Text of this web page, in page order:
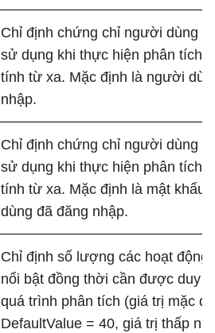
Chỉ định chứng chỉ người dùng
sử dụng khi thực hiện phân tích
tính từ xa. Mặc định là người
nhập.
Chỉ định chứng chỉ người dùng
sử dụng khi thực hiện phân tích
tính từ xa. Mặc định là mật khẩu
dùng đã đăng nhập.
Chỉ định số lượng các hoạt động
nổi bật đồng thời cần được duy
quá trình phân tích (giá trị mặc
DefaultValue = 40, giá trị thấp